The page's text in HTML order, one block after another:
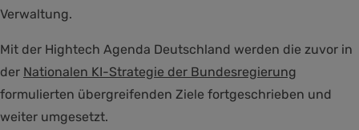
Verwaltung.
Mit der Hightech Agenda Deutschland werden die zuvor in
der Nationalen KI-Strategie der Bundesregierung
formulierten übergreifenden Ziele fortgeschrieben und
weiter umgesetzt.